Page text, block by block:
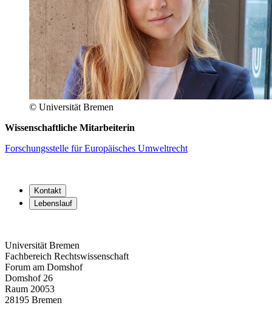
© Universität Bremen
Wissenschaftliche Mitarbeiterin
Forschungsstelle für Europäisches Umweltrecht
Kontakt
Lebenslauf
Universität Bremen
Fachbereich Rechtswissenschaft
Forum am Domshof
Domshof 26
Raum 20053
28195 Bremen